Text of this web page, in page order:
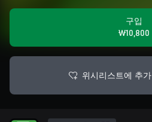
구입
₩10,800
위시리스트에 추가